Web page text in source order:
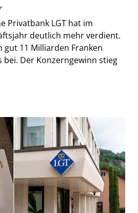
Privatbank LGT hat im
deutlich mehr verdient.
gut 11 Milliarden Franken
Der Konzerngewinn stieg